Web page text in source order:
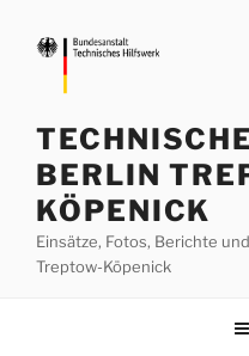
Inhalt
springen
BERLIN
KÖPENICK
Einsätze, Fotos, Berichte
Treptow-Köpenick